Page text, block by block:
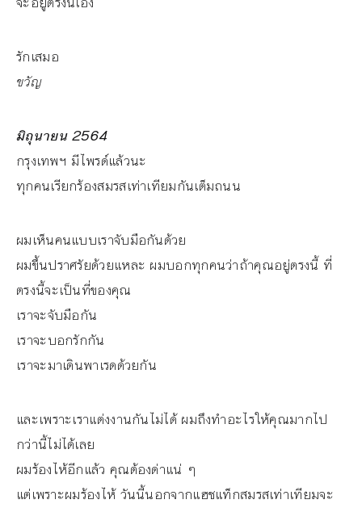
รักเสมอ
ขวัญ
มิถุนายน 2564
กรุงเทพฯ มีไพรด์แล้วนะ
ทุกคนเรียกร้องสมรสเท่าเทียมกันเต็มถนน
ผมเห็นคนแบบเราจับมือกันด้วย
ผมขึ้นปราศรัยด้วยแหละ ผมบอกทุกคนว่าถ้าคุณอยู่ตรงนี้ ที่
ตรงนี้จะเป็นที่ของคุณ
เราจะจับมือกัน
เราจะบอกรักกัน
เราจะมาเดินพาเรดด้วยกัน
และเพราะเราแต่งงานกันไม่ได้ ผมถึงทำอะไรให้คุณมากไป
กว่านี้ไม่ได้เลย
ผมร้องไห้อีกแล้ว คุณต้องด่าแน่ ๆ
แต่เพราะผมร้องไห้ วันนี้นอกจากแฮชแท็กสมรสเท่าเทียมจะ